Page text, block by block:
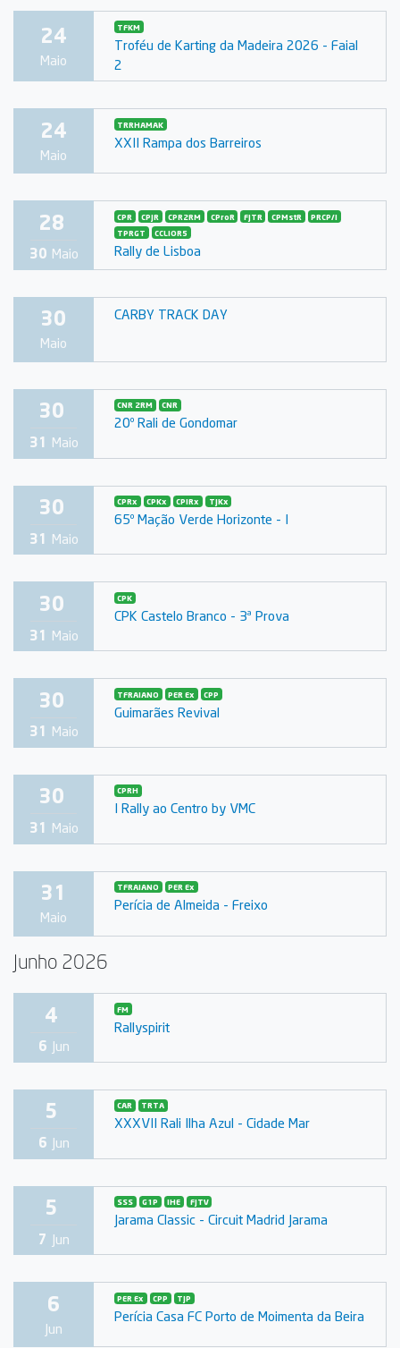
24
Maio
TFKM
Troféu de Karting da Madeira 2026 - Faial
2
24
Maio
TRRHAMAK
XXII Rampa dos Barreiros
28
30 Maio
CPR CPJR CPR2RM CProR FJTR CPMstR
PRCP/I
TPRGT
CCLIOR5
Rally de Lisboa
30
Maio
CARBY TRACK DAY
30
31 Maio
CNR 2RM CNR
20º Rali de Gondomar
30
31 Maio
CPRx CPKx CPIRx TJKx
65º Mação Verde Horizonte - I
30
31 Maio
CPK
CPK Castelo Branco - 3ª Prova
30
31 Maio
TFRAIANO PER Ex CPP
Guimarães Revival
30
31 Maio
CPRH
I Rally ao Centro by VMC
31
Maio
TFRAIANO PER Ex
Perícia de Almeida - Freixo
Junho 2026
4
6 Jun
FM
Rallyspirit
5
6 Jun
CAR TRTA
XXXVII Rali Ilha Azul - Cidade Mar
5
7 Jun
SSS G1P IHE FJTV
Jarama Classic - Circuit Madrid Jarama
6
Jun
PER Ex CPP TJP
Perícia Casa FC Porto de Moimenta da Beira